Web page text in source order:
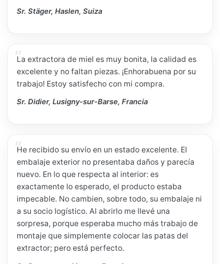
Sr. Stäger, Haslen, Suiza
La extractora de miel es muy bonita, la calidad es
excelente y no faltan piezas. ¡Enhorabuena por su
trabajo! Estoy satisfecho con mi compra.
Sr. Didier, Lusigny-sur-Barse, Francia
He recibido su envío en un estado excelente. El
embalaje exterior no presentaba daños y parecía
nuevo. En lo que respecta al interior: es
exactamente lo esperado, el producto estaba
impecable. No cambien, sobre todo, su embalaje ni
a su socio logístico. Al abrirlo me llevé una
sorpresa, porque esperaba mucho más trabajo de
montaje que simplemente colocar las patas del
extractor; pero está perfecto.